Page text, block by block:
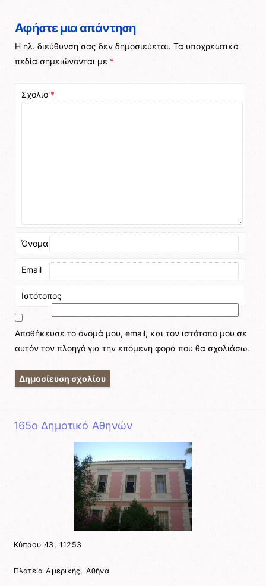
Αφήστε μια απάντηση
Η ηλ. διεύθυνση σας δεν δημοσιεύεται. Τα υποχρεωτικά
πεδία σημειώνονται με *
Σχόλιο *
Όνομα
Email
Ιστότοπος
Αποθήκευσε το όνομά μου, email, και τον ιστότοπο μου σε
αυτόν τον πλοηγό για την επόμενη φορά που θα σχολιάσω.
165ο Δημοτικό Αθηνών
Κύπρου 43, 11253
Πλατεία Αμερικής, Αθήνα